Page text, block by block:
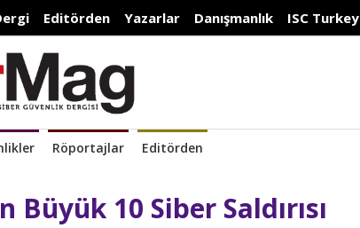
Editörden Yazarlar Danışmanlık ISC Turkey
Röportajlar Editörden
Büyük 10 Siber Saldırısı